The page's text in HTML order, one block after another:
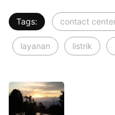
Tags: contact
layanan listrik